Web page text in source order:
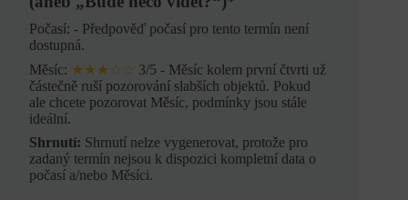
Počasí: - Předpověď počasí pro tento termín není
dostupná.
Měsíc: ★★★☆☆ 3/5 - Měsíc kolem první čtvrti už
částečně ruší pozorování slabších objektů. Pokud
ale chcete pozorovat Měsíc, podmínky jsou stále
ideální.
Shrnutí: Shrnutí nelze vygenerovat, protože pro
zadaný termín nejsou k dispozici kompletní data o
počasí a/nebo Měsíci.